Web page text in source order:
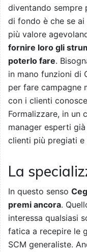
diventando sempre
di fondo è che se
più valore
fornire loro gli
poterlo fare.
in mano funzioni di
per fare campagne
con i clienti
Formalizzare, in un
manager esperti
clienti più pregiati
La
In questo senso
premi ancora.
interessa qualsiasi
fatica a recepire le
SCM generaliste.